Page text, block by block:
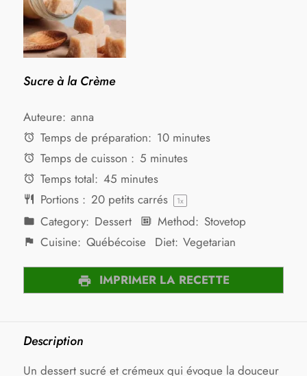
Sucre à la Crème
Auteure: anna
Temps de préparation: 10 minutes
Temps de cuisson : 5 minutes
Temps total: 45 minutes
Portions : 20petits carrés 1x
Category: Dessert Method: Stovetop
Cuisine: Québécoise Diet: Vegetarian
IMPRIMER LA RECETTE
Description
Un dessert sucré et crémeux qui évoque la douceur